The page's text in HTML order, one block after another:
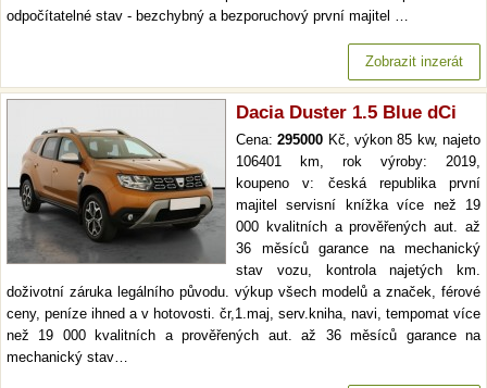
odpočítatelné stav - bezchybný a bezporuchový první majitel …
Zobrazit inzerát
Dacia Duster 1.5 Blue dCi
Cena:295000 Kč, výkon 85 kw, najeto
106401 km, rok výroby: 2019,
koupeno v: česká republika první
majitel servisní knížka více než 19
000 kvalitních a prověřených aut. až
36 měsíců garance na mechanický
stav vozu, kontrola najetých km.
doživotní záruka legálního původu. výkup všech modelů a značek, férové
ceny, peníze ihned a v hotovosti. čr,1.maj, serv.kniha, navi, tempomat více
než 19 000 kvalitních a prověřených aut. až 36 měsíců garance na
mechanický stav…